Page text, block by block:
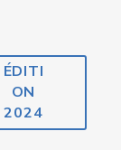
ÉDITI
ON
2024